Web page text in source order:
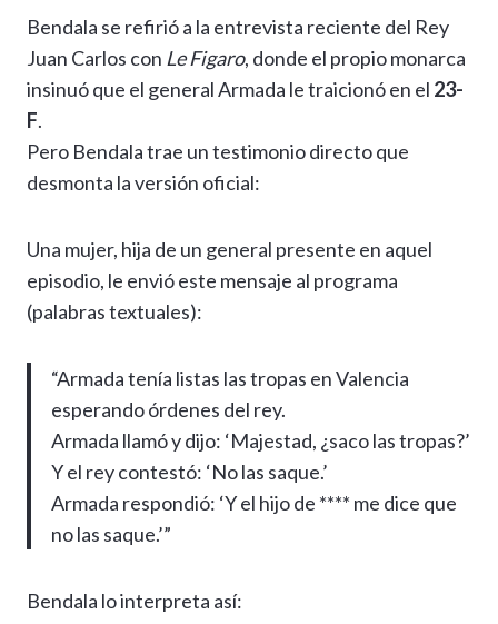
Bendala se refirió a la entrevista reciente del Rey
Juan Carlos con Le Figaro, donde el propio monarca
insinuó que el general Armada le traicionó en el 23-
F.
Pero Bendala trae un testimonio directo que
desmonta la versión oficial:
Una mujer, hija de un general presente en aquel
episodio, le envió este mensaje al programa
(palabras textuales):
“Armada tenía listas las tropas en Valencia
esperando órdenes del rey.
Armada llamó y dijo: ‘Majestad, ¿saco las tropas?’
Y el rey contestó: ‘No las saque.’
Armada respondió: ‘Y el hijo de **** me dice que
no las saque.’”
Bendala lo interpreta así: